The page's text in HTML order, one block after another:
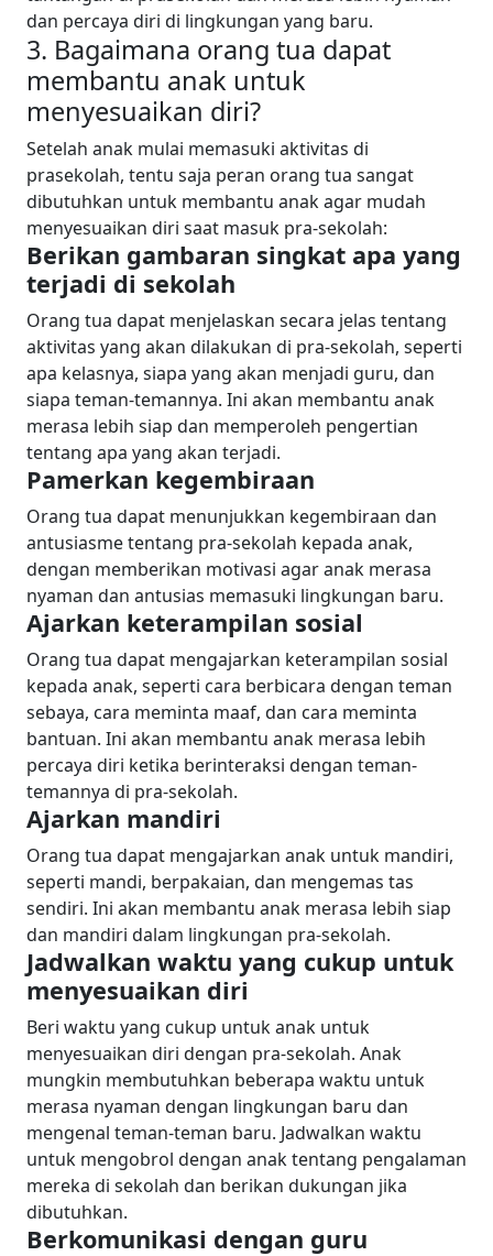
dan percaya diri di lingkungan yang baru.
3. Bagaimana orang tua dapat
membantu anak untuk
menyesuaikan diri?
Setelah anak mulai memasuki aktivitas di
prasekolah, tentu saja peran orang tua sangat
dibutuhkan untuk membantu anak agar mudah
menyesuaikan diri saat masuk pra-sekolah:
Berikan gambaran singkat apa yang
terjadi di sekolah
Orang tua dapat menjelaskan secara jelas tentang
aktivitas yang akan dilakukan di pra-sekolah, seperti
apa kelasnya, siapa yang akan menjadi guru, dan
siapa teman-temannya. Ini akan membantu anak
merasa lebih siap dan memperoleh pengertian
tentang apa yang akan terjadi.
Pamerkan kegembiraan
Orang tua dapat menunjukkan kegembiraan dan
antusiasme tentang pra-sekolah kepada anak,
dengan memberikan motivasi agar anak merasa
nyaman dan antusias memasuki lingkungan baru.
Ajarkan keterampilan sosial
Orang tua dapat mengajarkan keterampilan sosial
kepada anak, seperti cara berbicara dengan teman
sebaya, cara meminta maaf, dan cara meminta
bantuan. Ini akan membantu anak merasa lebih
percaya diri ketika berinteraksi dengan teman-
temannya di pra-sekolah.
Ajarkan mandiri
Orang tua dapat mengajarkan anak untuk mandiri,
seperti mandi, berpakaian, dan mengemas tas
sendiri. Ini akan membantu anak merasa lebih siap
dan mandiri dalam lingkungan pra-sekolah.
Jadwalkan waktu yang cukup untuk
menyesuaikan diri
Beri waktu yang cukup untuk anak untuk
menyesuaikan diri dengan pra-sekolah. Anak
mungkin membutuhkan beberapa waktu untuk
merasa nyaman dengan lingkungan baru dan
mengenal teman-teman baru. Jadwalkan waktu
untuk mengobrol dengan anak tentang pengalaman
mereka di sekolah dan berikan dukungan jika
dibutuhkan.
Berkomunikasi dengan guru